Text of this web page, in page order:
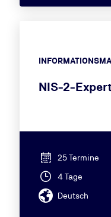
NIS-2-
25 Termine
4 Tage
Deutsch